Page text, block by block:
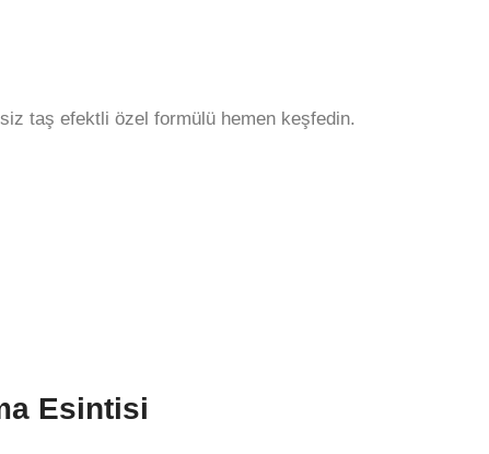
taş efektli özel formülü hemen keşfedin.
Esintisi